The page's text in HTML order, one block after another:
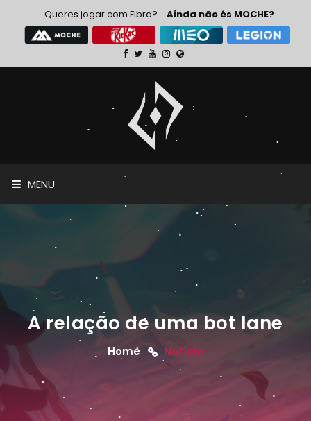
Queres jogar com Fibra? Ainda não és MOCHE?
MENU
A relação de uma bot lane
Home Notícia